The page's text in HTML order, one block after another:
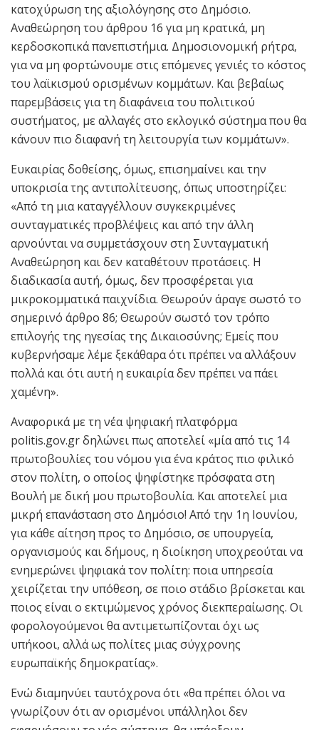
κατοχύρωση της αξιολόγησης στο Δημόσιο.
Αναθεώρηση του άρθρου 16 για μη κρατικά, μη
κερδοσκοπικά πανεπιστήμια. Δημοσιονομική ρήτρα,
για να μη φορτώνουμε στις επόμενες γενιές το κόστος
του λαϊκισμού ορισμένων κομμάτων. Και βεβαίως
παρεμβάσεις για τη διαφάνεια του πολιτικού
συστήματος, με αλλαγές στο εκλογικό σύστημα που θα
κάνουν πιο διαφανή τη λειτουργία των κομμάτων».
Ευκαιρίας δοθείσης, όμως, επισημαίνει και την
υποκρισία της αντιπολίτευσης, όπως υποστηρίζει:
«Από τη μια καταγγέλλουν συγκεκριμένες
συνταγματικές προβλέψεις και από την άλλη
αρνούνται να συμμετάσχουν στη Συνταγματική
Αναθεώρηση και δεν καταθέτουν προτάσεις. Η
διαδικασία αυτή, όμως, δεν προσφέρεται για
μικροκομματικά παιχνίδια. Θεωρούν άραγε σωστό το
σημερινό άρθρο 86; Θεωρούν σωστό τον τρόπο
επιλογής της ηγεσίας της Δικαιοσύνης; Εμείς που
κυβερνήσαμε λέμε ξεκάθαρα ότι πρέπει να αλλάξουν
πολλά και ότι αυτή η ευκαιρία δεν πρέπει να πάει
χαμένη».
Αναφορικά με τη νέα ψηφιακή πλατφόρμα
politis.gov.gr δηλώνει πως αποτελεί «μία από τις 14
πρωτοβουλίες του νόμου για ένα κράτος πιο φιλικό
στον πολίτη, ο οποίος ψηφίστηκε πρόσφατα στη
Βουλή με δική μου πρωτοβουλία. Και αποτελεί μια
μικρή επανάσταση στο Δημόσιο! Από την 1η Ιουνίου,
για κάθε αίτηση προς το Δημόσιο, σε υπουργεία,
οργανισμούς και δήμους, η διοίκηση υποχρεούται να
ενημερώνει ψηφιακά τον πολίτη: ποια υπηρεσία
χειρίζεται την υπόθεση, σε ποιο στάδιο βρίσκεται και
ποιος είναι ο εκτιμώμενος χρόνος διεκπεραίωσης. Οι
φορολογούμενοι θα αντιμετωπίζονται όχι ως
υπήκοοι, αλλά ως πολίτες μιας σύγχρονης
ευρωπαϊκής δημοκρατίας».
Ενώ διαμηνύει ταυτόχρονα ότι «θα πρέπει όλοι να
γνωρίζουν ότι αν ορισμένοι υπάλληλοι δεν